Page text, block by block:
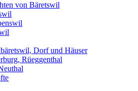
von Bäretswil
Dorf und Häuser
Rüeggenthal